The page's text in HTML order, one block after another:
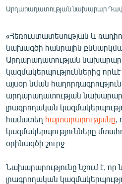
ԱՐԽԻՎ
ԲԱՆԱՎԵՃ
ՁԳՏԵԼՈՎ ԼԱՎԱԳՈՒՅՆԻՆ
ՓՈԴՔԱՍԹ
Հայերեն
English
Русский
ՀԵՏԵՎԵՔ ՄԵԶ
Արդարադատության նախարար
«Հեռուստատեսության և
նախագծի հանրային
Արդարադատության
կազմակերպություններից
այսօր նման
արդարադատության
լրագրողական
համատեղ հայտարարությանը
կազմակերպությունները
օրինագծի շուրջ։
Նախարարությունը նշում է, որ
լրագրողական